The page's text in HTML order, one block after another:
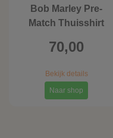
Bob Marley Pre-
Match Thuisshirt
70,00
Bekijk details
Naar shop